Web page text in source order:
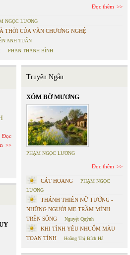
Đọc thêm
NGỌC LƯƠNG
THỜI CỦA VĂN CHƯƠNG NGHỆ
ANH TUẤN
PHAN THANH BÌNH
Đọc
Truyện Ngắn
XÓM BỜ MƯƠNG
PHẠM NGỌC LƯƠNG
Đọc thêm
CÁT HOANG
PHẠM NGỌC
LƯƠNG
THÁNH THIÊN NỮ TƯỚNG -
NHỮNG NGƯỜI MẸ TRẦM MÌNH
TRÊN SÔNG
Nguyệt Quỳnh
KHI TÌNH YÊU NHUỐM MÀU
TOAN TÍNH
Hoàng Thị Bích Hà